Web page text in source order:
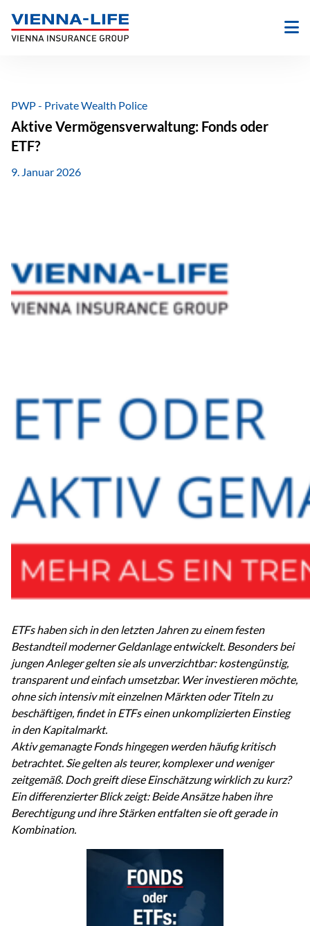
Inhalt
springen
PWP - Private Wealth Police
Aktive Vermögensverwaltung: Fonds oder
ETF?
9. Januar 2026
ETFs haben sich in den letzten Jahren zu einem festen
Bestandteil moderner Geldanlage entwickelt. Besonders bei
jungen Anleger gelten sie als unverzichtbar: kostengünstig,
transparent und einfach umsetzbar. Wer investieren möchte,
ohne sich intensiv mit einzelnen Märkten oder Titeln zu
beschäftigen, findet in ETFs einen unkomplizierten Einstieg
in den Kapitalmarkt.
Aktiv gemanagte Fonds hingegen werden häufig kritisch
betrachtet. Sie gelten als teurer, komplexer und weniger
zeitgemäß. Doch greift diese Einschätzung wirklich zu kurz?
Ein differenzierter Blick zeigt: Beide Ansätze haben ihre
Berechtigung und ihre Stärken entfalten sie oft gerade in
Kombination.